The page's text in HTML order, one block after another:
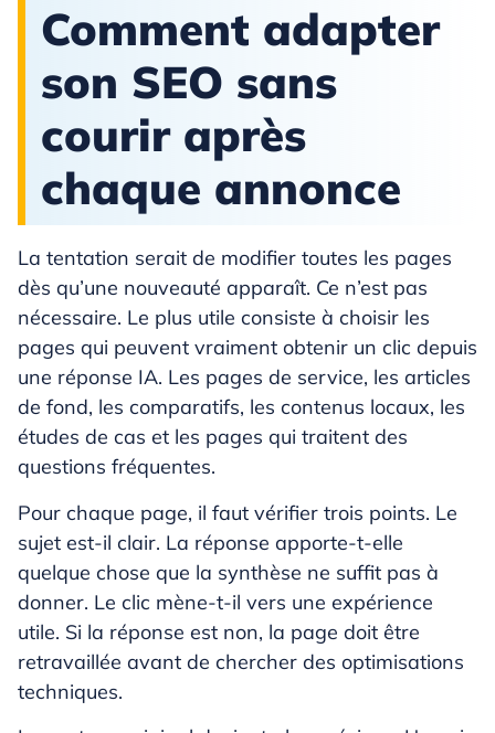
Comment adapter
son SEO sans
courir après
chaque annonce
La tentation serait de modifier toutes les pages
dès qu’une nouveauté apparaît. Ce n’est pas
nécessaire. Le plus utile consiste à choisir les
pages qui peuvent vraiment obtenir un clic depuis
une réponse IA. Les pages de service, les articles
de fond, les comparatifs, les contenus locaux, les
études de cas et les pages qui traitent des
questions fréquentes.
Pour chaque page, il faut vérifier trois points. Le
sujet est-il clair. La réponse apporte-t-elle
quelque chose que la synthèse ne suffit pas à
donner. Le clic mène-t-il vers une expérience
utile. Si la réponse est non, la page doit être
retravaillée avant de chercher des optimisations
techniques.